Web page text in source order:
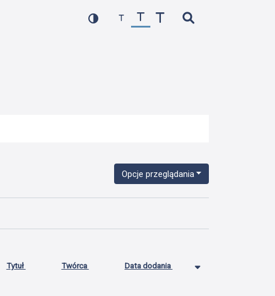
Opcje przeglądania
Tytuł Twórca Data dodania